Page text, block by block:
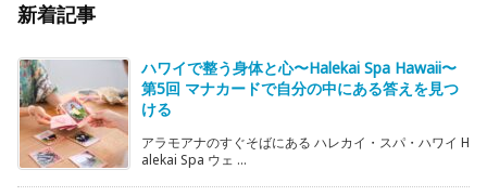
新着記事
ハワイで整う身体と心〜Halekai Spa Hawaii〜
第5回 マナカードで自分の中にある答えを見つ
ける
アラモアナのすぐそばにある ハレカイ・スパ・ハワイ H
alekai Spa ウェ ...